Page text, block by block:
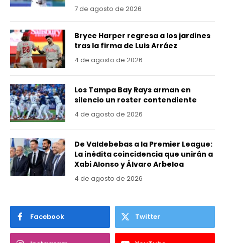
7 de agosto de 2026
Bryce Harper regresa a los jardines
tras la firma de Luis Arráez
4 de agosto de 2026
Los Tampa Bay Rays arman en
silencio un roster contendiente
4 de agosto de 2026
De Valdebebas a la Premier League:
La inédita coincidencia que unirán a
Xabi Alonso y Álvaro Arbeloa
4 de agosto de 2026
Facebook Twitter